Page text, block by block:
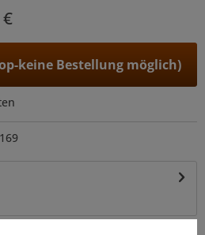
keine Bestellung möglich)